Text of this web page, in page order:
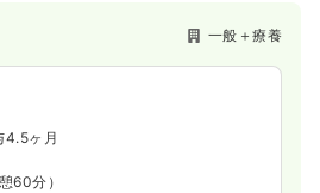
一般＋療養
4.5ヶ月
60分）